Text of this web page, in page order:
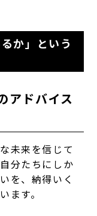
か」という
アドバイス
未来を信じて
分たちにしか
を、納得いく
ます。